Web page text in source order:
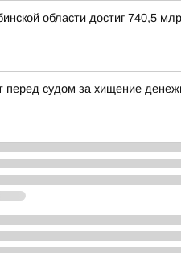
области достиг 740,5
судом за хищение